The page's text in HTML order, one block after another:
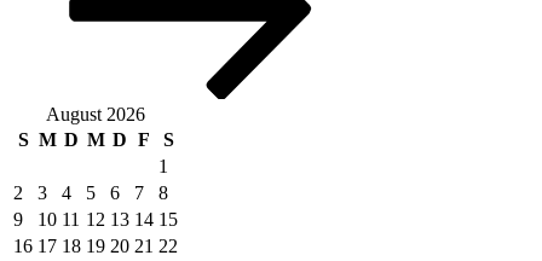
August 2026
S M D M D F
S
1
2
3 4 5 6 7
8
9
10 11 12 13 14 15
16 17 18 19 20 21 22